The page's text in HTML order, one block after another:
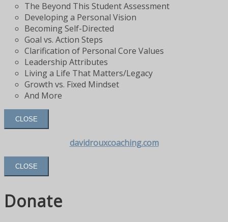
The Beyond This Student Assessment
Developing a Personal Vision
Becoming Self-Directed
Goal vs. Action Steps
Clarification of Personal Core Values
Leadership Attributes
Living a Life That Matters/Legacy
Growth vs. Fixed Mindset
And More
CLOSE
davidrouxcoaching.com
CLOSE
Donate